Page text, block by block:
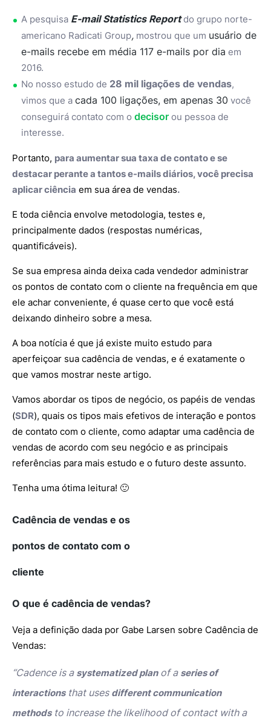
A pesquisa E-mail Statistics Reportdo grupo norte-
americano Radicati Group, mostrou que um usuário de
e-mails recebe em média 117 e-mails por dia em
2016.
No nosso estudo de 28 mil ligações de vendas,
vimos que a cada 100 ligações, em apenas 30 você
conseguirá contato com o decisor ou pessoa de
interesse.
Portanto, para aumentar sua taxa de contato e se
destacar perante a tantos e-mails diários, você precisa
aplicar ciência em sua área de vendas.
E toda ciência envolve metodologia, testes e,
principalmente dados (respostas numéricas,
quantificáveis).
Se sua empresa ainda deixa cada vendedor administrar
os pontos de contato com o cliente na frequência em que
ele achar conveniente, é quase certo que você está
deixando dinheiro sobre a mesa.
A boa notícia é que já existe muito estudo para
aperfeiçoar sua cadência de vendas, e é exatamente o
que vamos mostrar neste artigo.
Vamos abordar os tipos de negócio, os papéis de vendas
(SDR), quais os tipos mais efetivos de interação e pontos
de contato com o cliente, como adaptar uma cadência de
vendas de acordo com seu negócio e as principais
referências para mais estudo e o futuro deste assunto.
Tenha uma ótima leitura! 🙂
Cadência de vendas e os
pontos de contato com o
cliente
O que é cadência de vendas?
Veja a definição dada por Gabe Larsen sobre Cadência de
Vendas:
“Cadence is a systematized planof a series of
interactionsthat uses different communication
methodsto increase the likelihood of contact with a